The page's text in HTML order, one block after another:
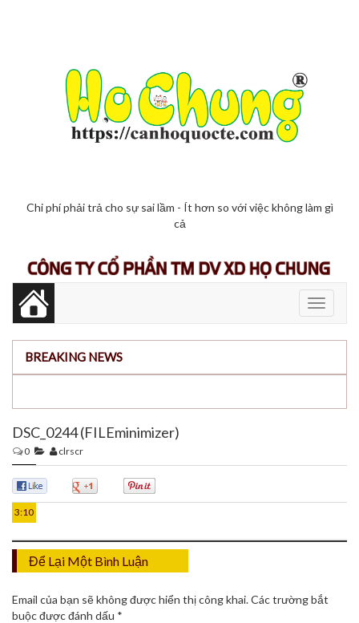
Chi phí phải trả cho sự sai lầm - Ít hơn so với việc không làm gì
cả
Toggle
BREAKING NEWS
DSC_0244 (FILEminimizer)
0
clrscr
TH12
3:10
Để Lại Một Bình Luận
Email của bạn sẽ không được hiển thị công khai.Các trường bắt
buộc được đánh dấu *